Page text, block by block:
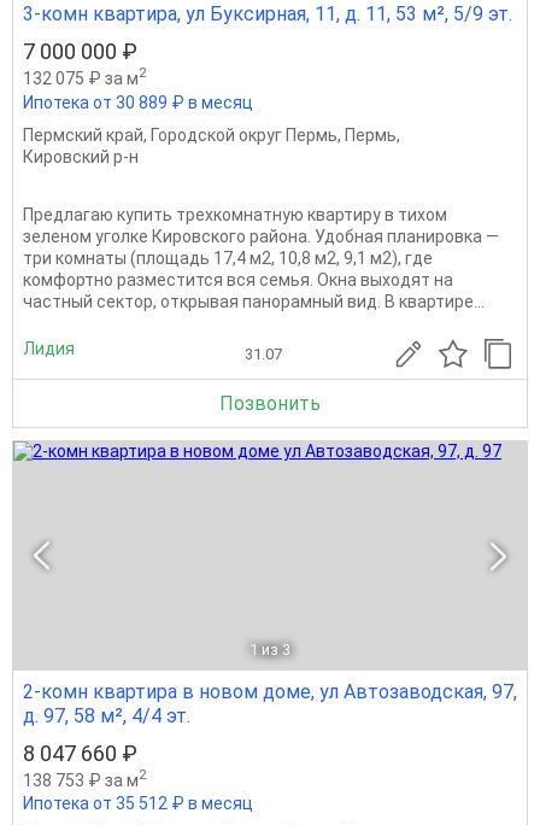
3-комн квартира, ул Буксирная, 11, д. 11, 53 м², 5/9 эт.
7 000 000 ₽
132 075 ₽ за м2
Ипотека от 30 889 ₽ в месяц
Пермский край, Городской округ Пермь, Пермь,
Кировский р-н
Предлагаю купить трехкомнатную квартиру в тихом
зеленом уголке Кировского района. Удобная планировка —
три комнаты (площадь 17,4 м2, 10,8 м2, 9,1 м2), где
комфортно разместится вся семья. Окна выходят на
частный сектор, открывая панорамный вид. В квартире...
Лидия 31.07
Позвонить
1 из 3
2-комн квартира в новом доме, ул Автозаводская, 97,
д. 97, 58 м², 4/4 эт.
8 047 660 ₽
138 753 ₽ за м2
Ипотека от 35 512 ₽ в месяц